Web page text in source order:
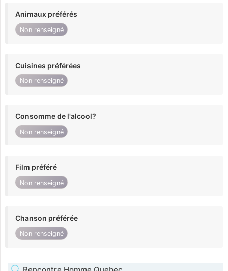
Animaux préférés
Non renseigné
Cuisines préférées
Non renseigné
Consomme de l'alcool?
Non renseigné
Film préféré
Non renseigné
Chanson préférée
Non renseigné